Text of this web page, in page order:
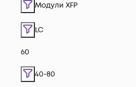
Модули XFP
LC
60
40-80